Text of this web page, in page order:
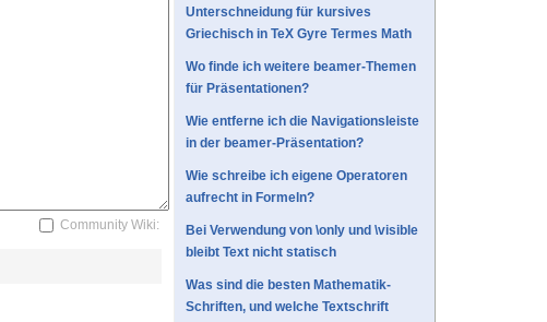
Community Wiki:
Unterschneidung für kursives
Griechisch in TeX Gyre Termes Math
Wo finde ich weitere beamer-Themen
für Präsentationen?
Wie entferne ich die Navigationsleiste
in der beamer-Präsentation?
Wie schreibe ich eigene Operatoren
aufrecht in Formeln?
Bei Verwendung von \only und \visible
bleibt Text nicht statisch
Was sind die besten Mathematik-
Schriften, und welche Textschrift